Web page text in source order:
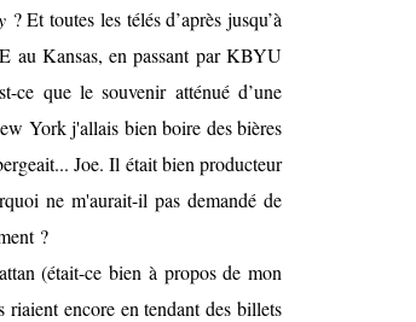
? Et toutes les télés d’après jusqu’à
au Kansas, en passant par KBYU
ce que le souvenir atténué d’une
York j'allais bien boire des bières
Joe. Il était bien producteur
ne m'aurait-il pas demandé de
?
(était-ce bien à propos de mon
riaient encore en tendant des billets